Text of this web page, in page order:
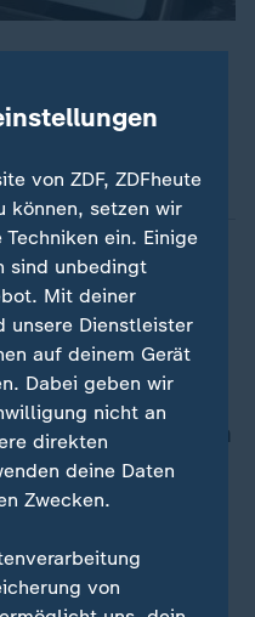
statt. Dabei sollte
werden.
Präsident Macron waren
Hardware an und
letzte Mal einen
gekauft? Wann
aus
Institut
von ZDF, ZDFheute
können, setzen wir
ein. Einige
sind unbedingt
Mit deiner
unsere Dienstleister
auf deinem Gerät
Dabei geben wir
nicht an
direkten
deine Daten
Zwecken.
von